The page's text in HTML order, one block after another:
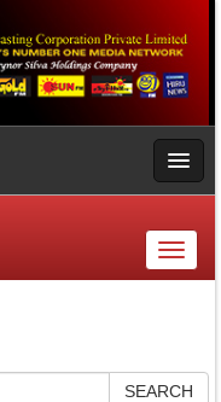
Toggle
SEARCH